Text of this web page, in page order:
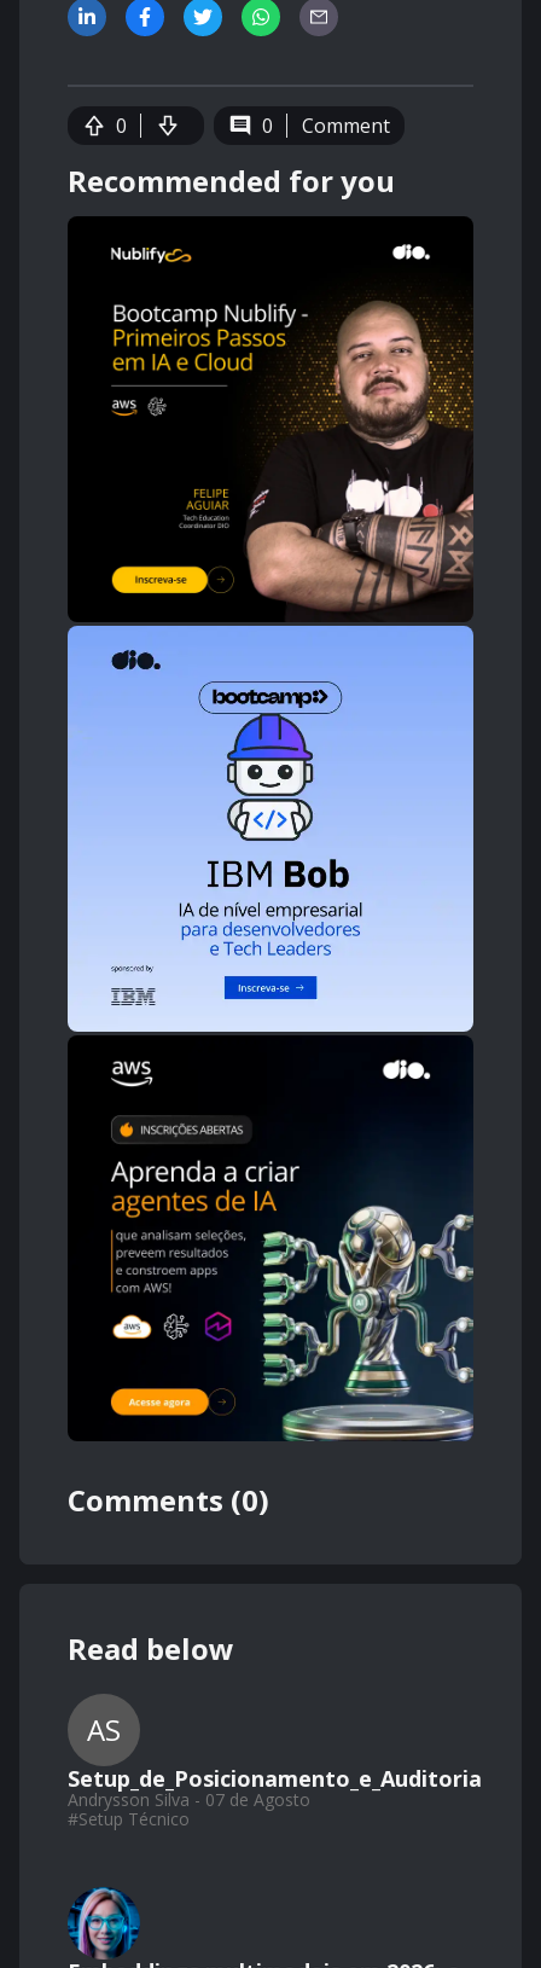
0 0 Comment
Recommended for you
Comments (0)
Read below
AS
Setup_de_Posicionamento_e_Auditoria
Andrysson Silva - 07 de Agosto
#Setup Técnico